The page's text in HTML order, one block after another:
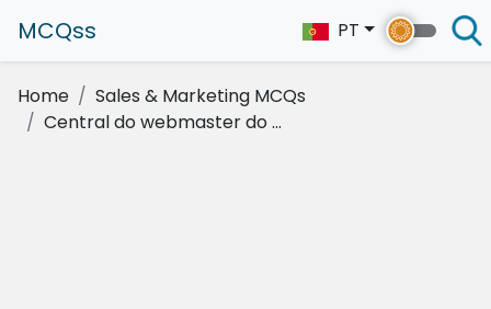
MCQss PT
Home
Sales & Marketing MCQs
Central do webmaster do ...